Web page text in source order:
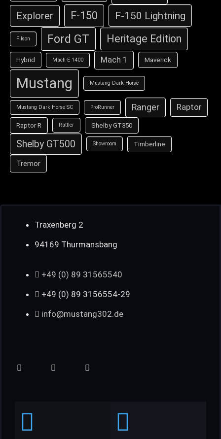
Explorer F-150 F-150 Lightning
Filson Ford GT Heritage Edition
Hybrid Mach-E 1400 Mach 1 Maverick
Mustang Mustang Dark Horse
Mustang Dark Horse SC ProRunner Ranger Raptor
Raptor R Rattler Shelby GT350
Shelby GT500 Showroom Timberline
Tremor
Traxenberg 2
94169 Thurmansbang
+49 (0) 89 31565540
+49 (0) 89 3156554-29
info@mustang302.de